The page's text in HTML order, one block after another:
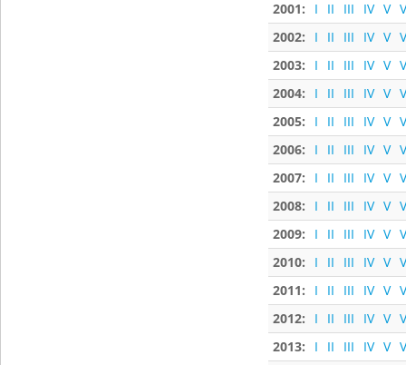
2001:
I II III IV V
2002:
I II III IV V
2003:
I II III IV V
2004:
I II III IV V
2005:
I II III IV V
2006:
I II III IV V
2007:
I II III IV V
2008:
I II III IV V
2009:
I II III IV V
2010:
I II III IV V
2011:
I II III IV V
2012:
I II III IV V
2013:
I II III IV V